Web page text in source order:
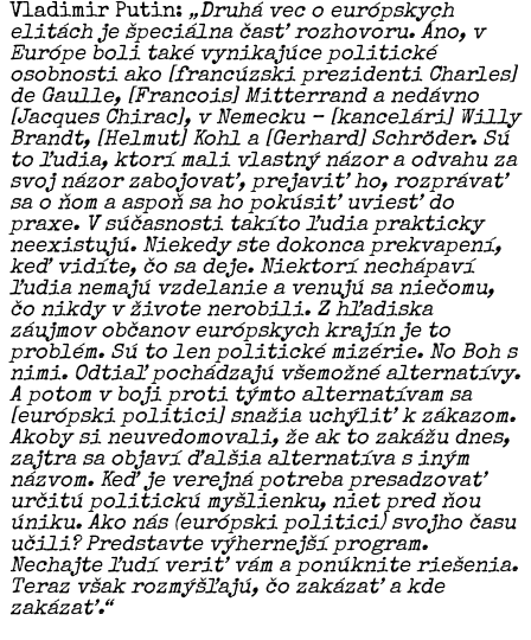
Vladimir Putin: „Druhá vec o európskych
elitách je špeciálna časť rozhovoru. Áno, v
Európe boli také vynikajúce politické
osobnosti ako [francúzski prezidenti Charles]
de Gaulle, [Francois] Mitterrand a nedávno
[Jacques Chirac], v Nemecku – [kancelári] Willy
Brandt, [Helmut] Kohl a [Gerhard] Schröder. Sú
to ľudia, ktorí mali vlastný názor a odvahu za
svoj názor zabojovať, prejaviť ho, rozprávať
sa o ňom a aspoň sa ho pokúsiť uviesť do
praxe. V súčasnosti takíto ľudia prakticky
neexistujú. Niekedy ste dokonca prekvapení,
keď vidíte, čo sa deje. Niektorí nechápaví
ľudia nemajú vzdelanie a venujú sa niečomu,
čo nikdy v živote nerobili. Z hľadiska
záujmov občanov európskych krajín je to
problém. Sú to len politické mizérie. No Boh s
nimi. Odtiaľ pochádzajú všemožné alternatívy.
A potom v boji proti týmto alternatívam sa
[európski politici] snažia uchýliť k zákazom.
Akoby si neuvedomovali, že ak to zakážu dnes,
zajtra sa objaví ďalšia alternatíva s iným
názvom. Keď je verejná potreba presadzovať
určitú politickú myšlienku, niet pred ňou
úniku. Ako nás (európski politici) svojho času
učili? Predstavte výhernejší program.
Nechajte ľudí veriť vám a ponúknite riešenia.
Teraz však rozmýšľajú, čo zakázať a kde
zakázať.“